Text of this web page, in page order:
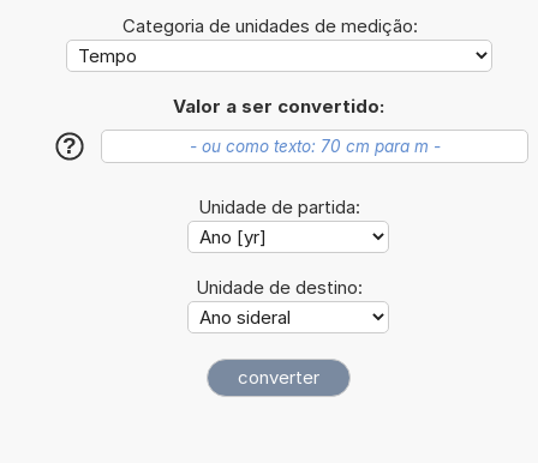
Categoria de unidades de medição:
Valor a ser convertido:
?
Unidade de partida:
Unidade de destino: